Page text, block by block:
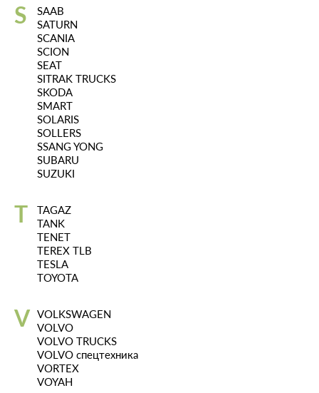
S
SAAB
SATURN
SCANIA
SCION
SEAT
SITRAK TRUCKS
SKODA
SMART
SOLARIS
SOLLERS
SSANG YONG
SUBARU
SUZUKI
T
TAGAZ
TANK
TENET
TEREX TLB
TESLA
TOYOTA
V VOLKSWAGEN
VOLVO
VOLVO TRUCKS
VOLVO спецтехника
VORTEX
VOYAH